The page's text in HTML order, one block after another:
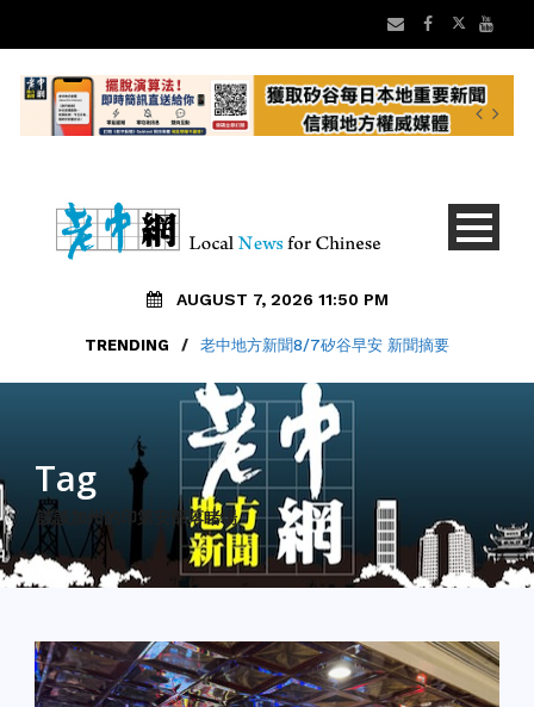
AUGUST 7, 2026 11:50 PM
TRENDING / 老中地方新聞8/7矽谷早安 新聞摘要
Tag
談談加州的印第安部落睹場